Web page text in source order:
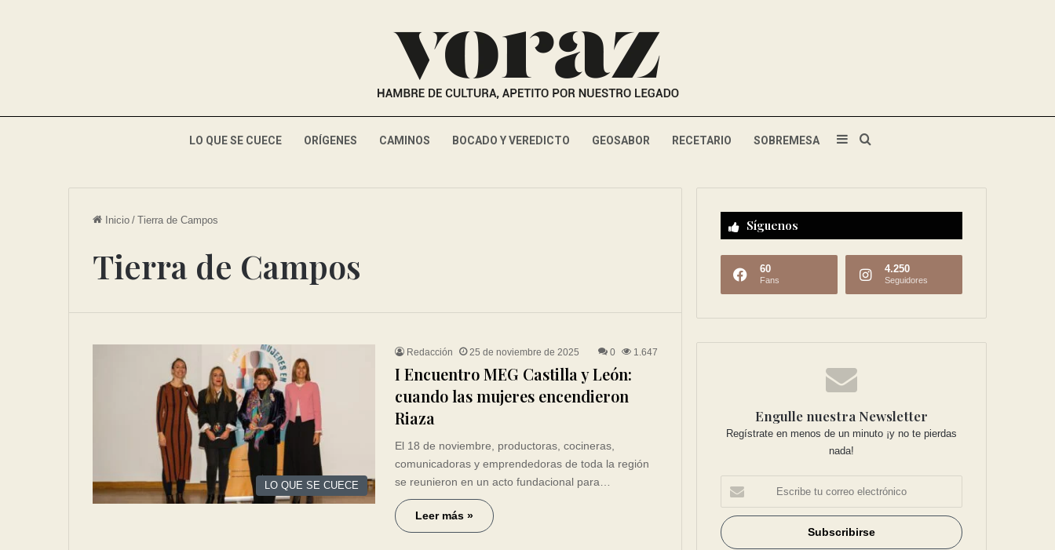
LO QUE SE CUECE ORÍGENES CAMINOS BOCADO Y VEREDICTO GEOSABOR RECETARIO SOBREMESA
Inicio / Tierra de Campos
Tierra de Campos
LO QUE SE CUECE
Redacción 25 de noviembre de 2025 0 1.647
I Encuentro MEG Castilla y León:
cuando las mujeres encendieron
Riaza
El 18 de noviembre, productoras, cocineras,
comunicadoras y emprendedoras de toda la región
se reunieron en un acto fundacional para…
Leer más »
Síguenos
60
Fans
4.250
Seguidores
Engulle nuestra Newsletter
Regístrate en menos de un minuto ¡y no te pierdas
nada!